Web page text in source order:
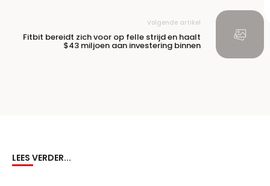
Volgende artikel
Fitbit bereidt zich voor op felle strijd en haalt
$43 miljoen aan investering binnen
LEES VERDER...